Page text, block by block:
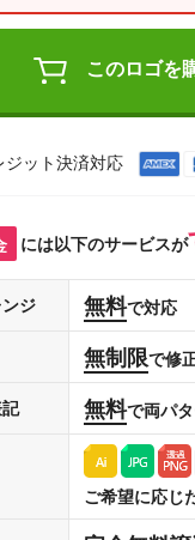
このロゴを
ジット決済対応
には以下のサービスが
ジ 無料で対応
無制限で修
無料で両パ
ご希望に応じ